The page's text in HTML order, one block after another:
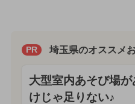
PR 埼玉県のオススメ
大型室内あそび場
けじゃ足りない♪